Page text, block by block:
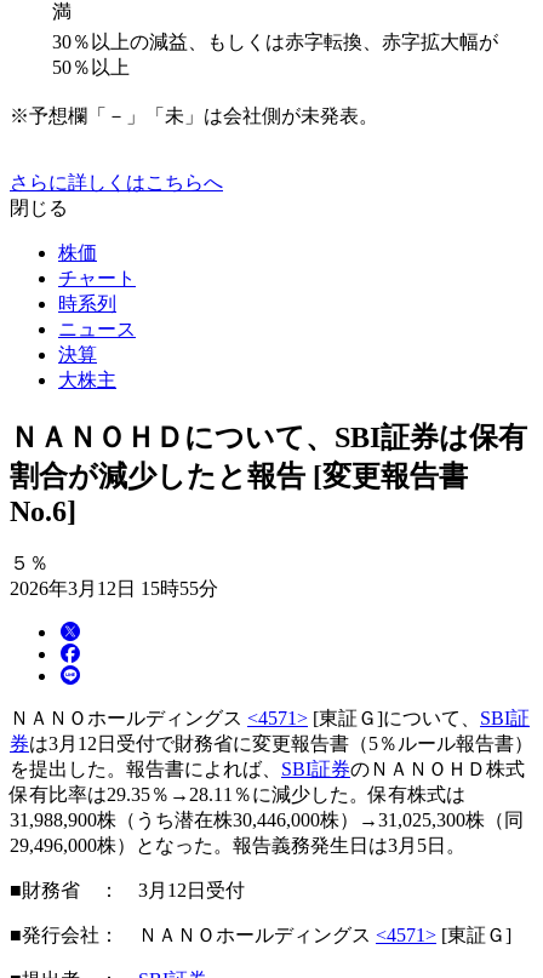
満
30％以上の減益、もしくは赤字転換、赤字拡大幅が
50％以上
※予想欄「－」「未」は会社側が未発表。
さらに詳しくはこちらへ
閉じる
株価
チャート
時系列
ニュース
決算
大株主
ＮＡＮＯＨＤについて、SBI証券は保有
割合が減少したと報告 [変更報告書
No.6]
５％
2026年3月12日 15時55分
ＮＡＮＯホールディングス <4571> [東証Ｇ]について、 SBI証
券は3月12日受付で財務省に変更報告書（5％ルール報告書）
を提出した。報告書によれば、 SBI証券のＮＡＮＯＨＤ株式
保有比率は29.35％→28.11％に減少した。保有株式は
31,988,900株（うち潜在株30,446,000株）→31,025,300株（同
29,496,000株）となった。報告義務発生日は3月5日。
■財務省 ： 3月12日受付
■発行会社： ＮＡＮＯホールディングス <4571> [東証Ｇ]